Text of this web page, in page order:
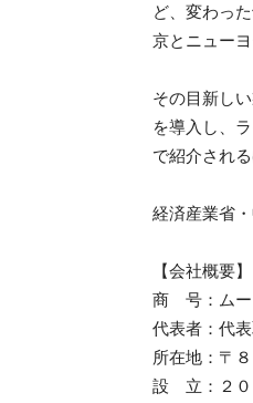
ど、変わっ
京とニュー
その目新し
を導入し、
で紹介され
経済産業省
【会社概要】
商 号：ムー
代表者：代
所在地：〒
設 立：２０